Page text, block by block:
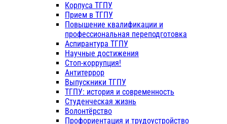
Корпуса ТГПУ
Прием в ТГПУ
Повышение квалификации и
профессиональная переподготовка
Аспирантура ТГПУ
Научные достижения
Стоп-коррупция!
Антитеррор
Выпускники ТГПУ
ТГПУ: история и современность
Студенческая жизнь
Волонтёрство
Профориентация и трудоустройство